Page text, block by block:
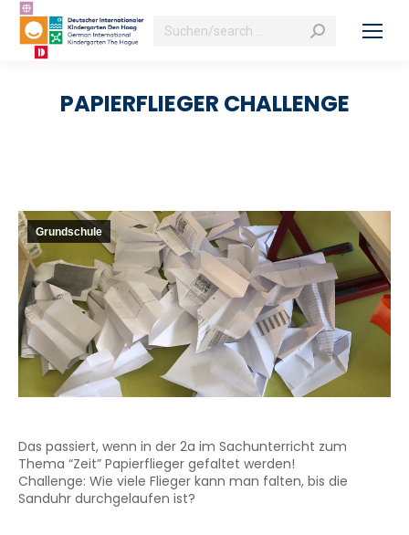
Search:
PAPIERFLIEGER CHALLENGE
Grundschule
Das passiert, wenn in der 2a im Sachunterricht zum
Thema “Zeit” Papierflieger gefaltet werden!
Challenge: Wie viele Flieger kann man falten, bis die
Sanduhr durchgelaufen ist?